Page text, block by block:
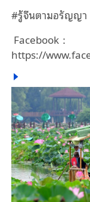
#รู้จีนตามอรัญญา
Facebook：
https://